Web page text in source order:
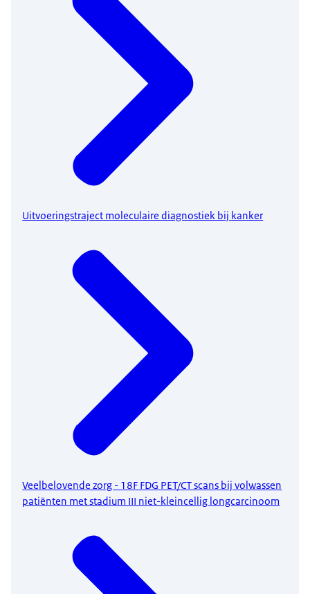
Uitvoeringstraject moleculaire diagnostiek bij kanker
Veelbelovende zorg - 18F FDG PET/CT scans bij volwassen
patiënten met stadium III niet-kleincellig longcarcinoom